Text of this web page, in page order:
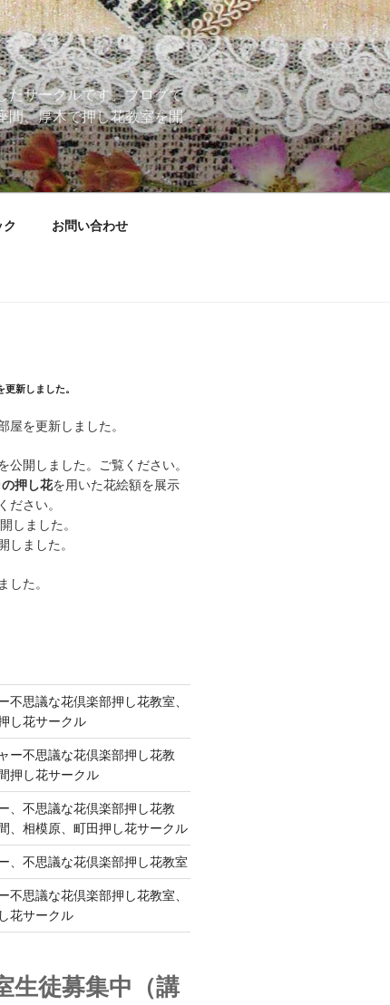
たサークルです。ブログで
間、厚木で押し花教室を開
お問い合わせ
新しました。
屋を更新しました。
公開しました。ご覧ください。
押し花を用いた花絵額を展示
ださい。
しました。
しました。
した。
不思議な花倶楽部押し花教室、
し花サークル
不思議な花倶楽部押し花教
押し花サークル
、不思議な花倶楽部押し花教
、相模原、町田押し花サークル
、不思議な花倶楽部押し花教室
不思議な花倶楽部押し花教室、
花サークル
生徒募集中（講